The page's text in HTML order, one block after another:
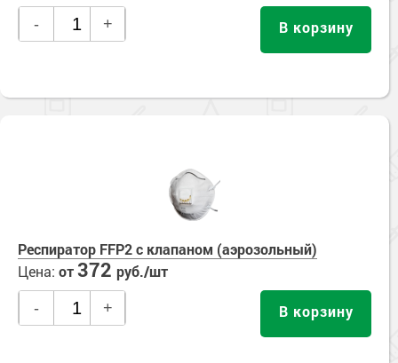
- + В корзину
Респиратор FFP2 с клапаном (аэрозольный)
Цена: от372 руб./шт
- + В корзину